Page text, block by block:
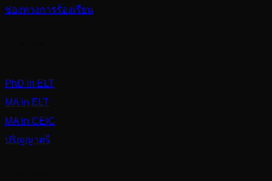
ช่องทางการร้องเรียน
PhD in ELT
MA in ELT
MA in CEIC
ปริญญาตรี